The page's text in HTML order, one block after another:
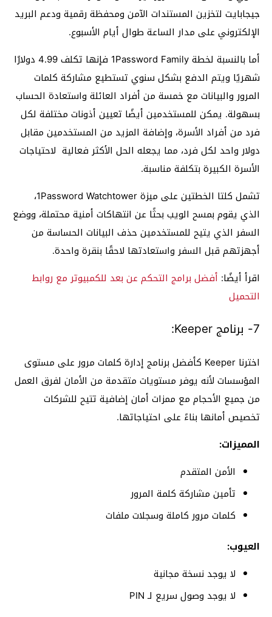
جيجابايت لتخزين المستندات الآمن ومحفظة رقمية ودعم البريد
الإلكتروني على مدار الساعة طوال أيام الأسبوع.
أما بالنسبة لخطة 1Password Family فإنها تكلف 4.99 دولارًا
شهريًا ويتم الدفع بشكل سنوي تستطيع مشاركة كلمات
المرور والبيانات مع خمسة من أفراد العائلة واستعادة الحساب
بسهولة. يمكن للمستخدمين أيضًا تعيين أذونات مختلفة لكل
فرد من أفراد الأسرة، وإضافة المزيد من المستخدمين مقابل
دولار واحد لكل فرد، مما يجعله الحل الأكثر فعالية لاحتياجات
الأسرة الكبيرة بتكلفة مناسبة.
تشمل كلتا الخطتين على ميزة 1Password Watchtower،
الذي يقوم بمسح الويب بحثًا عن انتهاكات أمنية محتملة، ووضع
السفر الذي يتيح للمستخدمين حذف البيانات الحساسة من
أجهزتهم قبل السفر واستعادتها لاحقًا بنقرة واحدة.
اقرأ أيضًا: أفضل برامج التحكم عن بعد للكمبيوتر مع روابط
التحميل
7- برنامج Keeper:
اخترنا Keeper كأفضل برنامج إدارة كلمات مرور على مستوى
المؤسسات لأنه يوفر مستويات متقدمة من الأمان لفرق العمل
من جميع الأحجام مع ممزات أمان إضافية تتيح للشركات
تخصيص أمانها بناءً على احتياجاتها.
المميزات:
الأمن المتقدم
تأمين مشاركة كلمة المرور
كلمات مرور كاملة وسجلات ملفات
العيوب:
لا يوجد نسخة مجانية
لا يوجد وصول سريع لـ PIN